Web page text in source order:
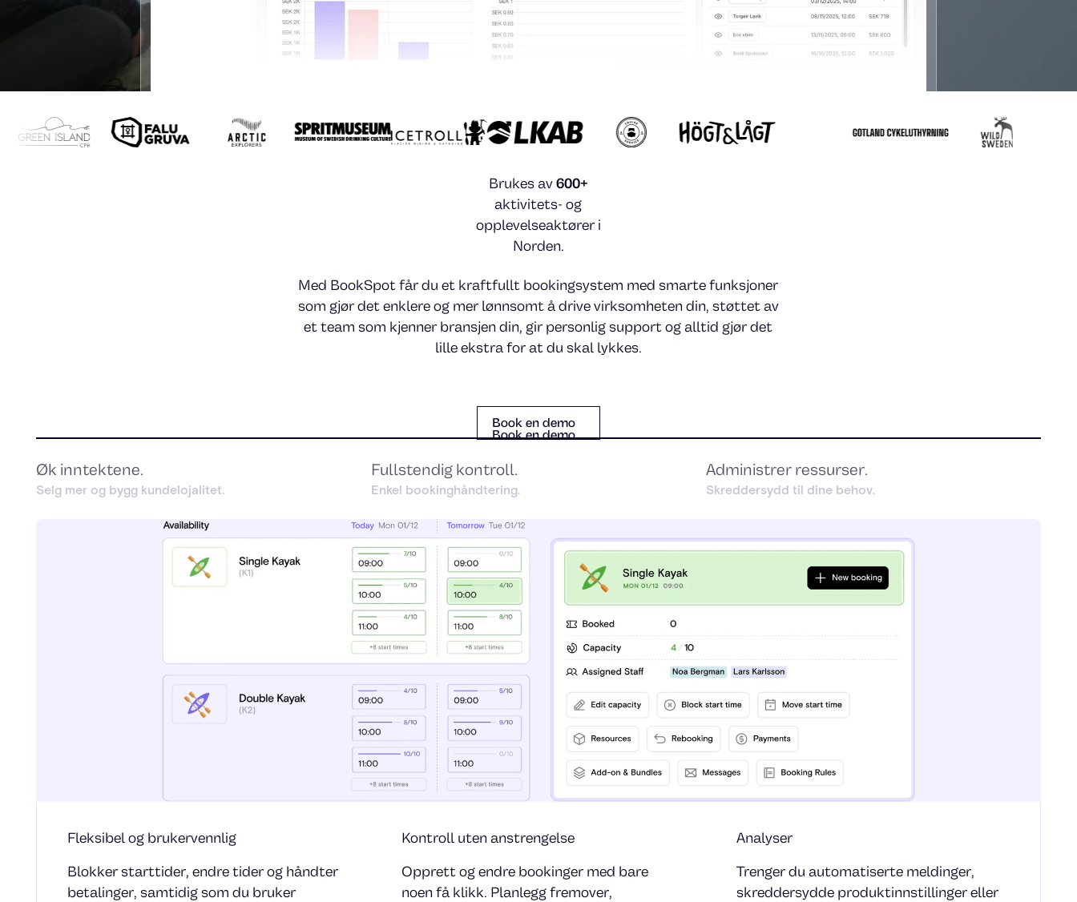
og utleie.
Brukes av600+
aktivitets- og
opplevelseaktører i
Norden.
Med BookSpot får du et kraftfullt bookingsystem med smarte funksjoner
som gjør det enklere og mer lønnsomt å drive virksomheten din, støttet av
et team som kjenner bransjen din, gir personlig support og alltid gjør det
lille ekstra for at du skal lykkes.
Book en demo
Book en demo
Book en demo
Øk inntektene.
Selg mer og bygg kundelojalitet.
Fullstendig kontroll.
Enkel bookinghåndtering.
Administrer ressurser.
Skreddersydd til dine behov.
Fleksibel og brukervennlig
Blokker starttider, endre tider og håndter
betalinger, samtidig som du bruker
Kontroll uten anstrengelse
Opprett og endre bookinger med bare
noen få klikk. Planlegg fremover,
Analyser
Trenger du automatiserte meldinger,
skreddersydde produktinnstillinger eller